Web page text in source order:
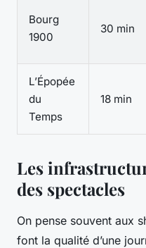
Bourg
1900
30 min
L’Épopée
du
Temps
18 min
Les
des spectacles
On pense souvent aux
font la qualité d’une